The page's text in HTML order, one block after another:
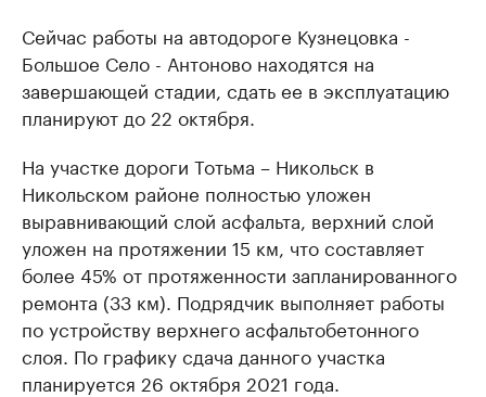
Сейчас работы на автодороге Кузнецовка -
Большое Село - Антоново находятся на
завершающей стадии, сдать ее в эксплуатацию
планируют до 22 октября.
На участке дороги Тотьма – Никольск в
Никольском районе полностью уложен
выравнивающий слой асфальта, верхний слой
уложен на протяжении 15 км, что составляет
более 45% от протяженности запланированного
ремонта (33 км). Подрядчик выполняет работы
по устройству верхнего асфальтобетонного
слоя. По графику сдача данного участка
планируется 26 октября 2021 года.